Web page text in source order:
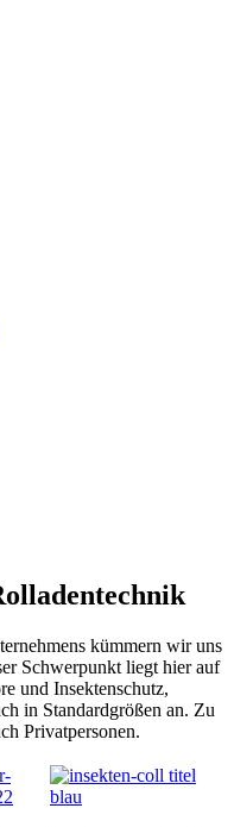
kümmern wir uns
Schwerpunkt liegt hier auf
und Insektenschutz,
in Standardgrößen an. Zu
Privatpersonen.